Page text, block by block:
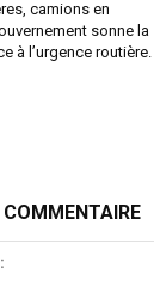
camions en
sonne la
à l’urgence routière.